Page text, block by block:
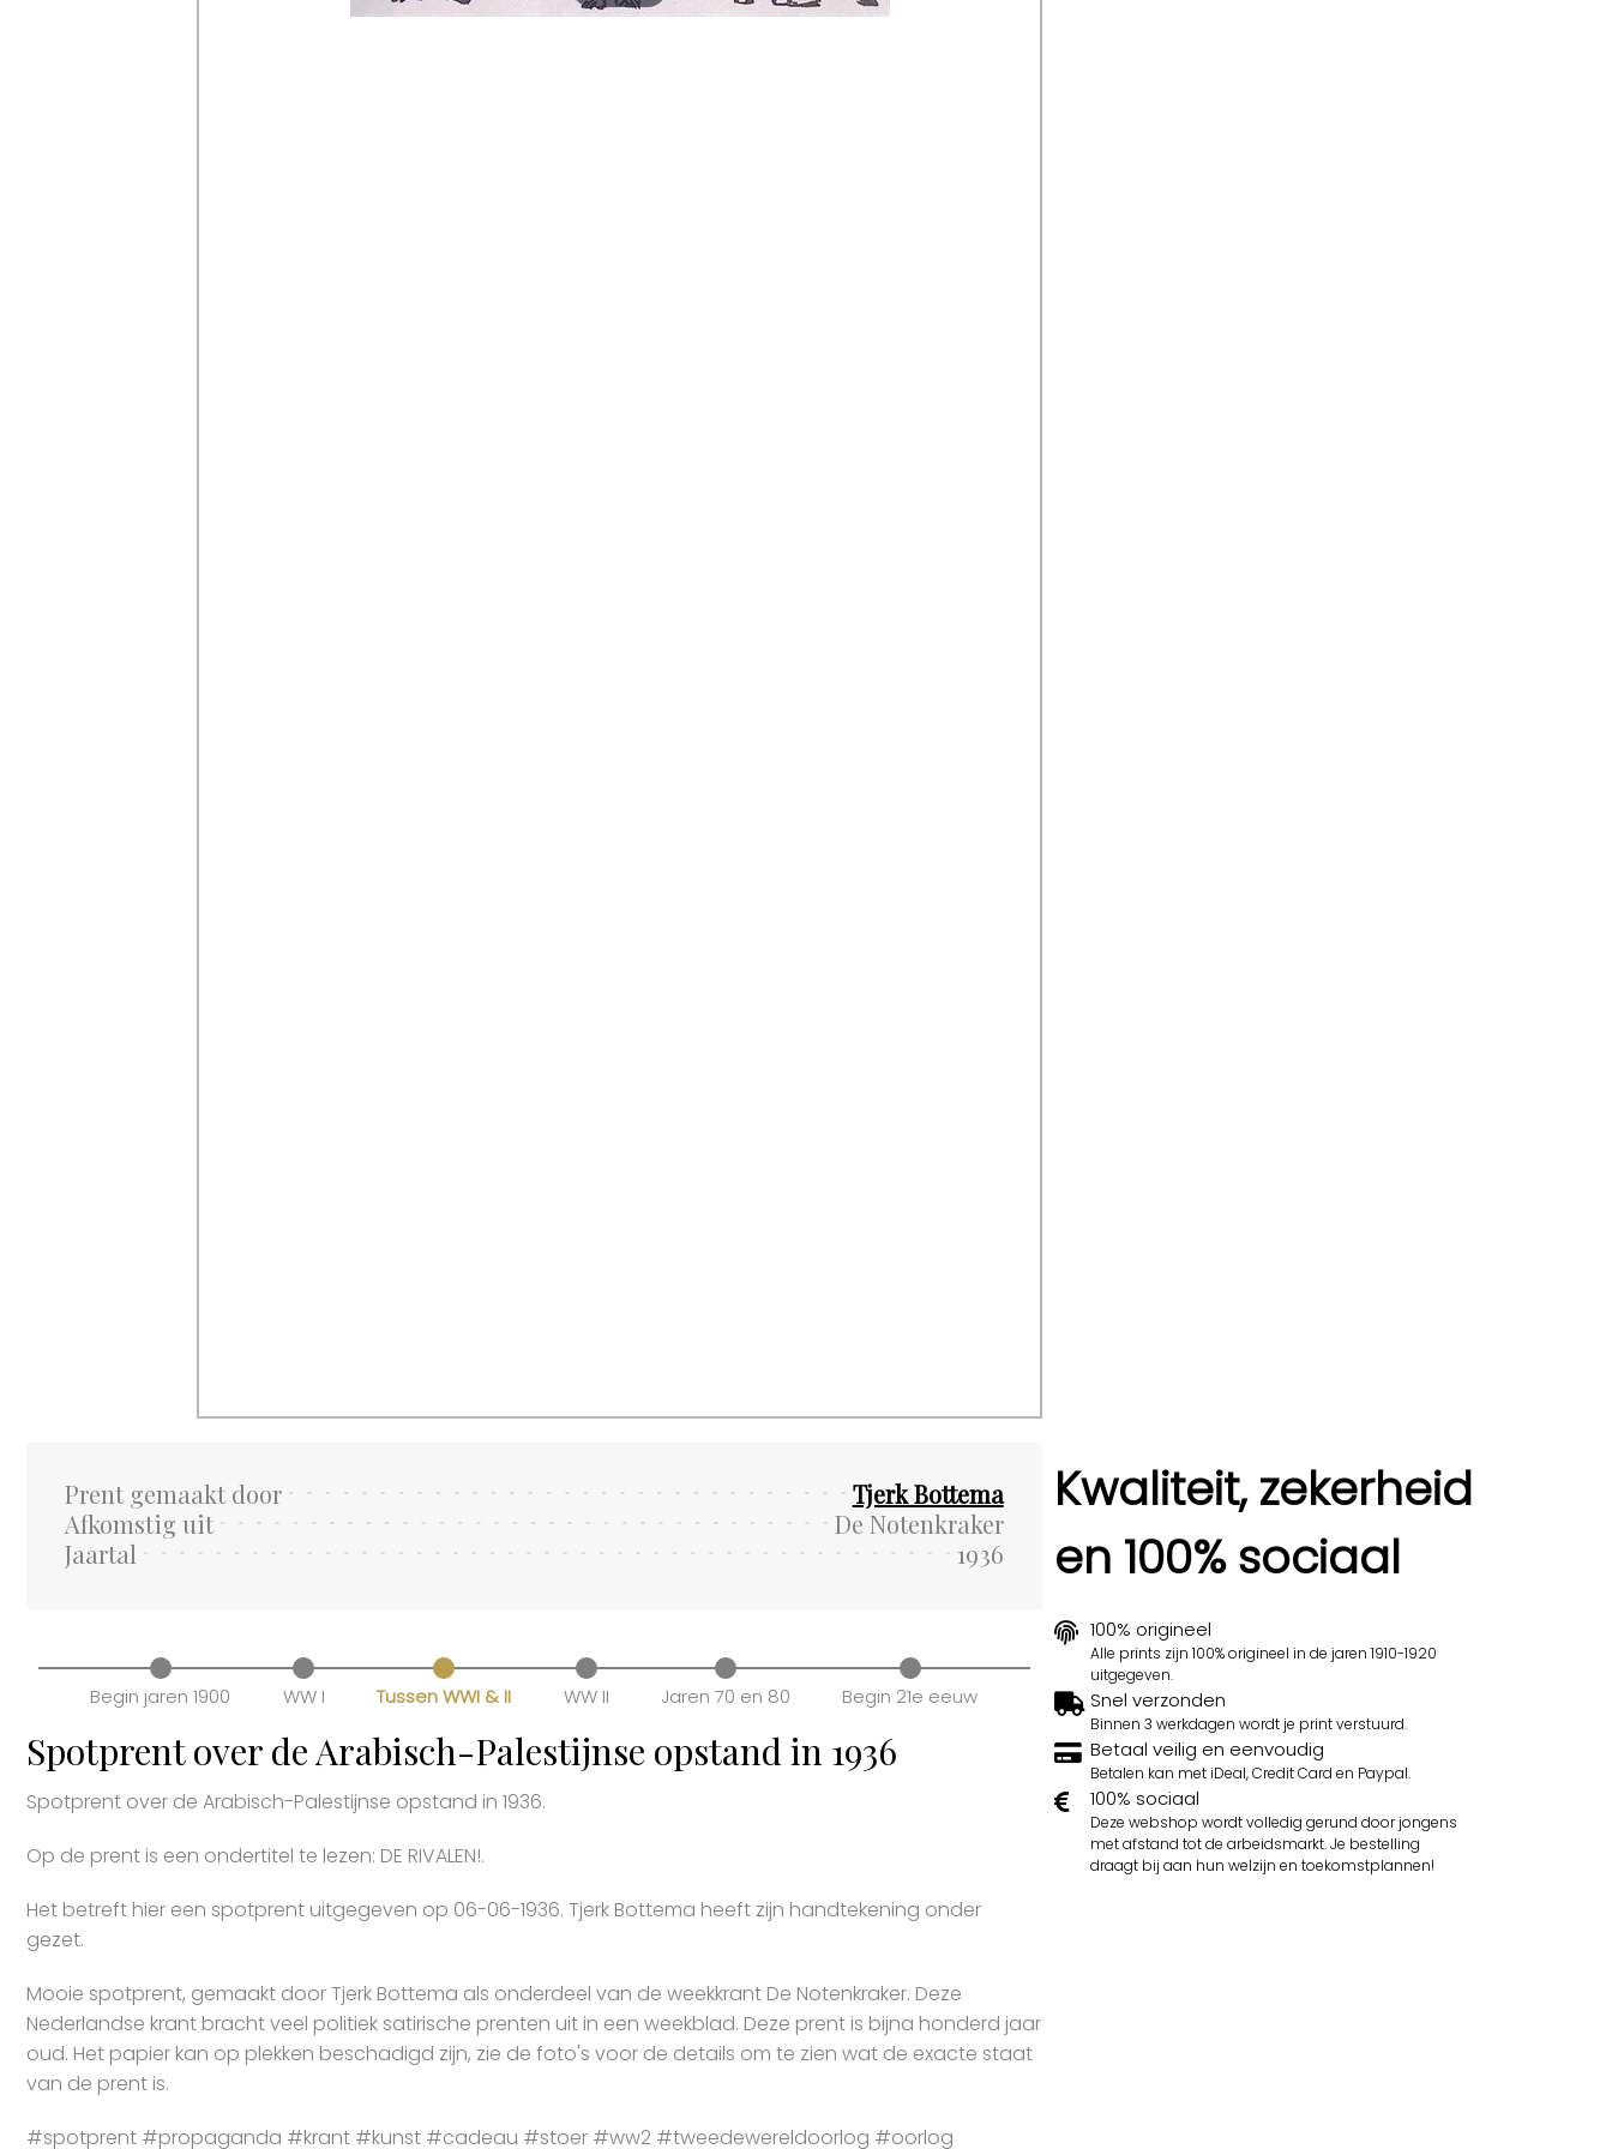
Prent gemaakt door
Tjerk Bottema
Afkomstig uit
De Notenkraker
Jaartal
1936
Begin jaren 1900 WW I Tussen WWI & II WW II Jaren 70 en 80 Begin 21e eeuw
Spotprent over de Arabisch-Palestijnse opstand in 1936
Spotprent over de Arabisch-Palestijnse opstand in 1936.
Op de prent is een ondertitel te lezen: DE RIVALEN!.
Het betreft hier een spotprent uitgegeven op 06-06-1936. Tjerk Bottema heeft zijn handtekening onder
gezet.
Mooie spotprent, gemaakt door Tjerk Bottema als onderdeel van de weekkrant De Notenkraker. Deze
Nederlandse krant bracht veel politiek satirische prenten uit in een weekblad. Deze prent is bijna honderd jaar
oud. Het papier kan op plekken beschadigd zijn, zie de foto's voor de details om te zien wat de exacte staat
van de prent is.
#spotprent #propaganda #krant #kunst #cadeau #stoer #ww2 #tweedewereldoorlog #oorlog
Kwaliteit, zekerheid
en 100% sociaal
100% origineel
Alle prints zijn 100% origineel in de jaren 1910-1920
uitgegeven.
Snel verzonden
Binnen 3 werkdagen wordt je print verstuurd.
Betaal veilig en eenvoudig
Betalen kan met iDeal, Credit Card en Paypal.
100% sociaal
Deze webshop wordt volledig gerund door jongens
met afstand tot de arbeidsmarkt. Je bestelling
draagt bij aan hun welzijn en toekomstplannen!